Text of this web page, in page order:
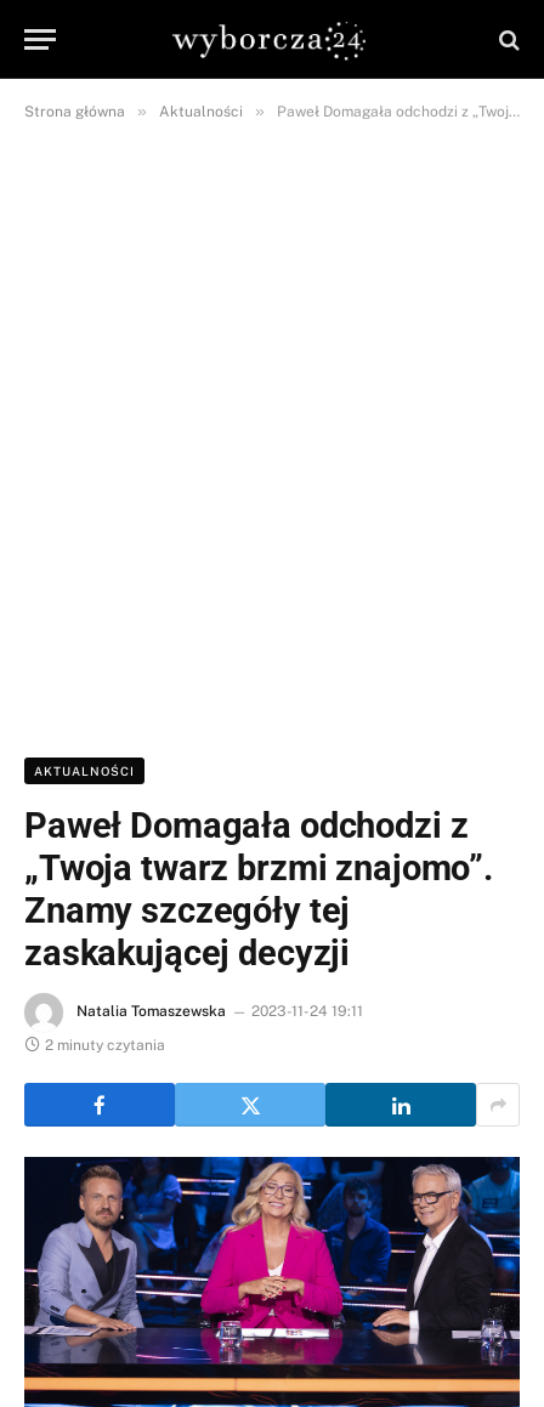
Strona główna » Aktualności » Paweł Domagała odchodzi z „Twoja twarz brzmi znajomo”. Znamy szczegóły tej zaskakującej decyzji
AKTUALNOŚCI
Paweł Domagała odchodzi z
„Twoja twarz brzmi znajomo”.
Znamy szczegóły tej
zaskakującej decyzji
Natalia Tomaszewska
2023-11-24 19:11
2 minuty czytania